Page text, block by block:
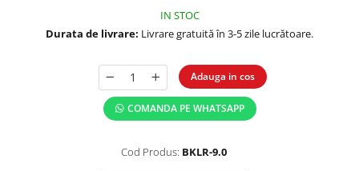
IN STOC
Durata de livrare: Livrare gratuită în 3-5 zile lucrătoare.
Adauga in cos
COMANDA PE WHATSAPP
Cod Produs: BKLR-9.0